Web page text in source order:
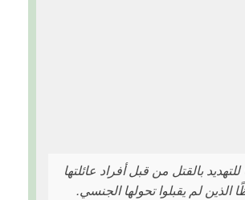
23 عامًا والتي هربت بعد تعرضها للتهديد بالقتل من قبل أفراد عائلتها
لم يقبلوا تحولها الجنسي.